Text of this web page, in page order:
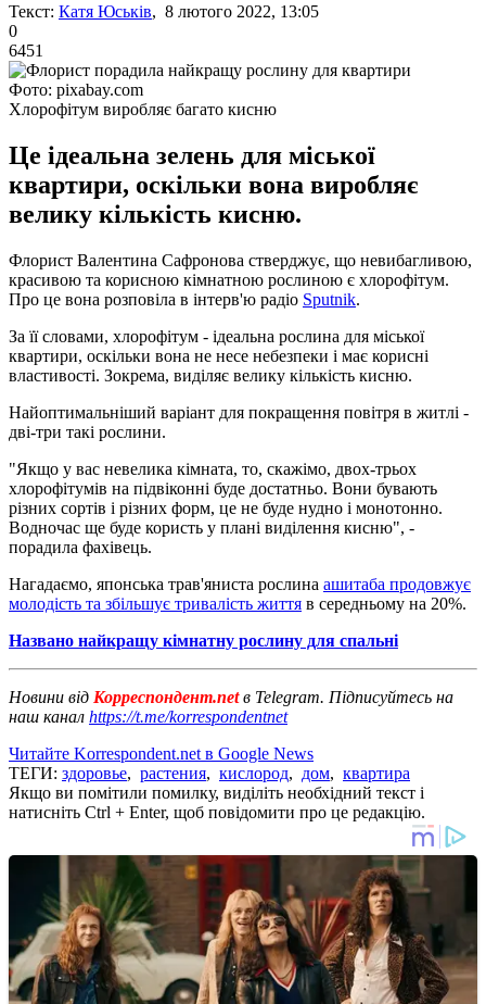
Текст: Катя Юськів, 8 лютого 2022, 13:05
0
6451
Фото: pixabay.com
Хлорофітум виробляє багато кисню
Це ідеальна зелень для міської
квартири, оскільки вона виробляє
велику кількість кисню.
Флорист Валентина Сафронова стверджує, що невибагливою,
красивою та корисною кімнатною рослиною є хлорофітум.
Про це вона розповіла в інтерв'ю радіо Sputnik.
За її словами, хлорофітум - ідеальна рослина для міської
квартири, оскільки вона не несе небезпеки і має корисні
властивості. Зокрема, виділяє велику кількість кисню.
Найоптимальніший варіант для покращення повітря в житлі -
дві-три такі рослини.
"Якщо у вас невелика кімната, то, скажімо, двох-трьох
хлорофітумів на підвіконні буде достатньо. Вони бувають
різних сортів і різних форм, це не буде нудно і монотонно.
Водночас ще буде користь у плані виділення кисню", -
порадила фахівець.
Нагадаємо, японська трав'яниста рослина ашитаба продовжує
молодість та збільшує тривалість життя в середньому на 20%.
Названо найкращу кімнатну рослину для спальні
Новини від Корреспондент.netв Telegram. Підписуйтесь на
наш канал https://t.me/korrespondentnet
Читайте Korrespondent.net в Google News
ТЕГИ: здоровье, растения, кислород, дом, квартира
Якщо ви помітили помилку, виділіть необхідний текст і
натисніть Ctrl + Enter, щоб повідомити про це редакцію.